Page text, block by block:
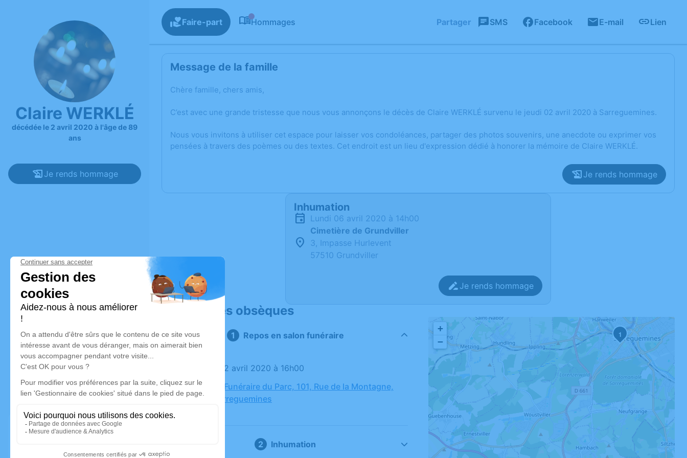
Claire WERKLÉ
décédée le 2 avril 2020 à l'âge de 89
ans
Je rends hommage
Faire-part Hommages Partager SMS Facebook E-mail Lien
Message de la famille
Chère famille, chers amis,
C’est avec une grande tristesse que nous vous annonçons le décès de Claire WERKLÉ survenu le jeudi 02 avril 2020 à Sarreguemines.
Nous vous invitons à utiliser cet espace pour laisser vos condoléances, partager des photos souvenirs, une anecdote ou exprimer vos
pensées à travers des poèmes ou des textes. Cet endroit est un lieu d'expression dédié à honorer la mémoire de Claire WERKLÉ.
Je rends hommage
Inhumation
lundi 06 avril 2020 à 14h00
Cimetière de Grundviller
3, Impasse Hurlevent
57510 Grundviller
Je rends hommage
Déroulé des obsèques
Repos en salon funéraire
Le jeudi 02 avril 2020 à 16h00
Chambre Funéraire du Parc, 101, Rue de la Montagne,
57200 Sarreguemines
Inhumation
1
+
−